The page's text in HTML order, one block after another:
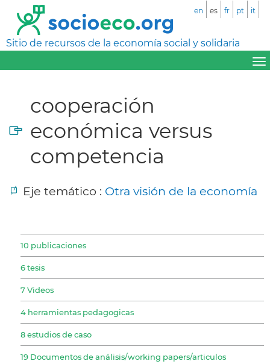
Sitio de recursos de la economía social y solidaria
en es fr pt it
cooperación
económica versus
competencia
Eje temático : Otra visión de la economía
10 publicaciones
6 tesis
7 Videos
4 herramientas pedagogicas
8 estudios de caso
19 Documentos de análisis/working papers/articulos